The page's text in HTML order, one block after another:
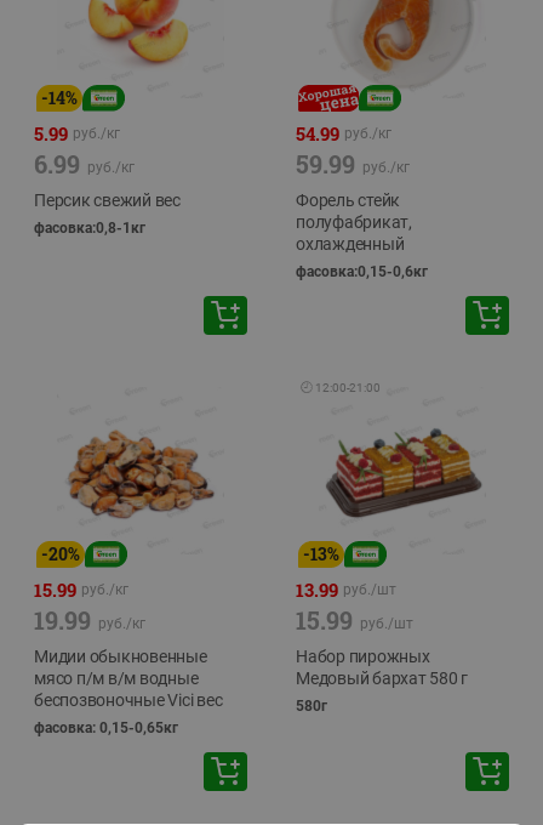
-14%
5.99 руб./кг
6.99 руб./кг
Персик свежий вес
фасовка:0,8-1кг
54.99 руб./кг
59.99 руб./кг
Форель стейк
полуфабрикат,
охлажденный
фасовка:0,15-0,6кг
-20%
15.99 руб./кг
19.99 руб./кг
Мидии обыкновенные
мясо п/м в/м водные
беспозвоночные Vici вес
фасовка: 0,15-0,65кг
🕘 12:00-21:00
-13%
13.99 руб./шт
15.99 руб./шт
Набор пирожных
Медовый бархат 580 г
580г